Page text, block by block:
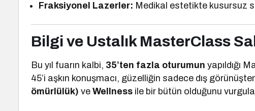
Fraksiyonel Lazerler: Medikal estetikte kusursuz
Bilgi ve Ustalık MasterClass
Bu yıl fuarın kalbi, 35’ten fazla oturumun yapıldığı
45’i aşkın konuşmacı, güzelliğin sadece dış
ömürlülük) veWellness ile bir bütün olduğunu